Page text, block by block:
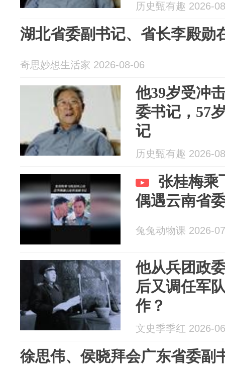
历史甄有趣 2026-
湖北省委副书记、省长李殿勋
奇思妙想生活家 2026-08-06
他39岁受冲
委书记，57
记
历史甄有趣 2026-
张桂梅乘
偶遇云南省
兔兔动物课 2026-
他从兵团政
后又调任军
作？
文史季季红 2026-
徐思伟、侯晓拜会广东省委副